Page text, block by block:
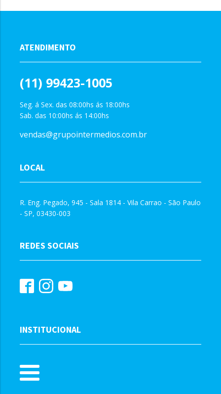
ATENDIMENTO
(11) 99423-1005
Seg. á Sex. das 08:00hs ás 18:00hs
Sab. das 10:00hs ás 14:00hs
vendas@grupointermedios.com.br
LOCAL
R. Eng. Pegado, 945 - Sala 1814 - Vila Carrao - São Paulo
- SP, 03430-003
REDES SOCIAIS
INSTITUCIONAL